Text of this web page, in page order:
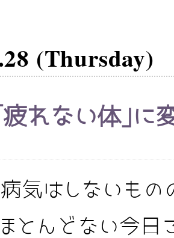
(Thursday)
れない体｣に
気はしないもの
とんどない今日